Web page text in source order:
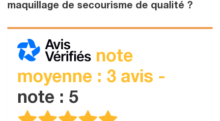
maquillage de secourisme de qualité ?
note
moyenne : 3 avis -
note : 5